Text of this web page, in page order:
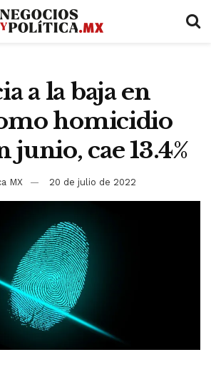
a la baja en
homicidio
junio, cae 13.4%
MX 20 de julio de 2022